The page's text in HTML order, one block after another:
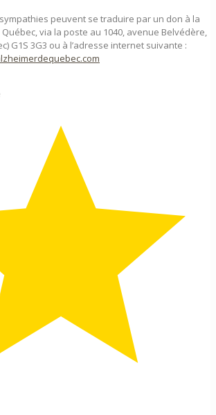
peuvent se traduire par un don à la
via la poste au 1040, avenue Belvédère,
G1S 3G3 ou à l’adresse internet suivante :